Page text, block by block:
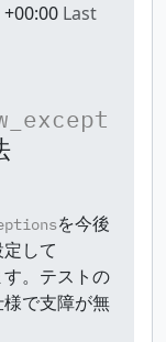
Last
を今後
して
。テストの
で支障が無